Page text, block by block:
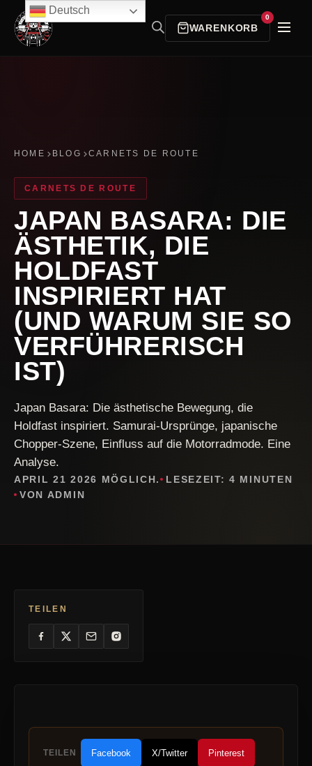
WARENKORB
0
HOME BLOG CARNETS DE ROUTE
CARNETS DE ROUTE
JAPAN BASARA: DIE
ÄSTHETIK, DIE
HOLDFAST
INSPIRIERT HAT
(UND WARUM SIE SO
VERFÜHRERISCH
IST)
Japan Basara: Die ästhetische Bewegung, die
Holdfast inspiriert. Samurai-Ursprünge, japanische
Chopper-Szene, Einfluss auf die Motorradmode. Eine
Analyse.
APRIL 21 2026 MÖGLICH. LESEZEIT: 4 MINUTEN
VON ADMIN
TEILEN
TEILEN Facebook X/Twitter Pinterest
Deutsch